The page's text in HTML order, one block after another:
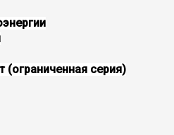
(oграниченная серия)